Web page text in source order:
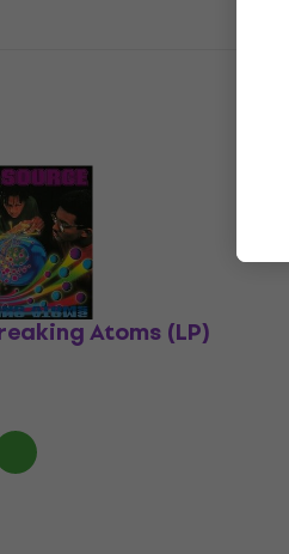
Atoms (LP)